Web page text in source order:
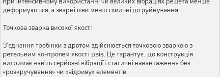
деформуються, а зварні шви менш схильні до руйнування.
Точкова зварка високої якості
З’єднання гребінки з дротом здійснюється точковою зваркою з
ретельним контролем якості швів. Це гарантує, що конструкція
витримає навіть серйозні вібрації і статичні навантаження без
«розкручування» чи «відриву» елементів.